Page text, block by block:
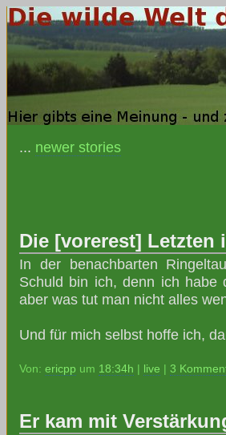
... newer stories
Die [vorerest] Letzten
In der benachbarten
Schuld bin ich, denn ich habe
aber was tut man nicht alles
Und für mich selbst hoffe ich,
Von: ericpp um 18:34h live 3
Er kam mit